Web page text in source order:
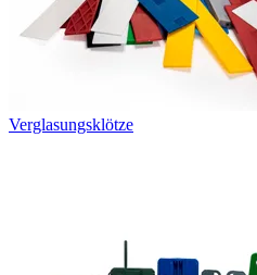
Verglasungsklötze